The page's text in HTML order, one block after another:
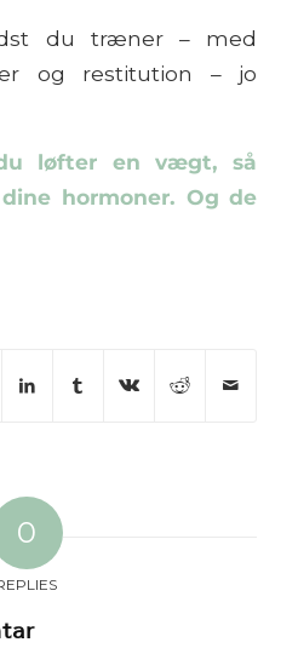
du træner – med
og restitution – jo
løfter en vægt, så
hormoner. Og de
0